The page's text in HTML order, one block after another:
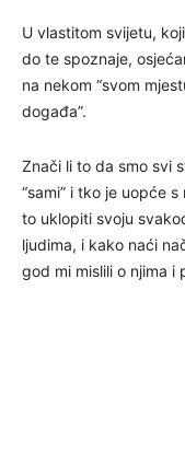
U vlastitom svijetu,
do te spoznaje,
na nekom “svom
događa”.
Znači li to da smo svi
“sami” i tko je uopće
to uklopiti svoju
ljudima, i kako naći
god mi mislili o njima i